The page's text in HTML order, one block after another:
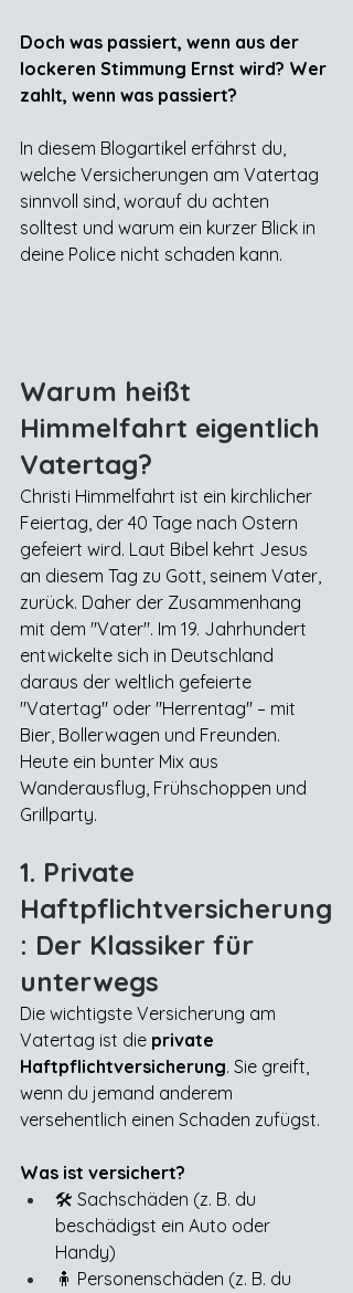
Doch was passiert, wenn aus der
lockeren Stimmung Ernst wird? Wer
zahlt, wenn was passiert?
In diesem Blogartikel erfährst du,
welche Versicherungen am Vatertag
sinnvoll sind, worauf du achten
solltest und warum ein kurzer Blick in
deine Police nicht schaden kann.
Warum heißt
Himmelfahrt eigentlich
Vatertag?
Christi Himmelfahrt ist ein kirchlicher
Feiertag, der 40 Tage nach Ostern
gefeiert wird. Laut Bibel kehrt Jesus
an diesem Tag zu Gott, seinem Vater,
zurück. Daher der Zusammenhang
mit dem "Vater". Im 19. Jahrhundert
entwickelte sich in Deutschland
daraus der weltlich gefeierte
"Vatertag" oder "Herrentag" – mit
Bier, Bollerwagen und Freunden.
Heute ein bunter Mix aus
Wanderausflug, Frühschoppen und
Grillparty.
1. Private
Haftpflichtversicherung
: Der Klassiker für
unterwegs
Die wichtigste Versicherung am
Vatertag ist die private
Haftpflichtversicherung. Sie greift,
wenn du jemand anderem
versehentlich einen Schaden zufügst.
Was ist versichert?
🛠️ Sachschäden (z. B. du
beschädigst ein Auto oder
Handy)
🧍 Personenschäden (z. B. du